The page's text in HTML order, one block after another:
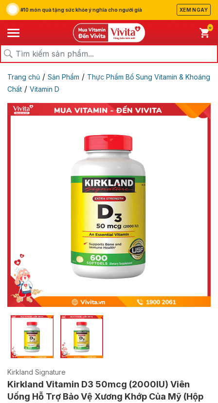
#10 món quà tặng sức khỏe ý nghĩa cho người già XEM NGAY
0
Trang chủ / Sản Phẩm / Thực Phẩm Bổ Sung Vitamin & Khoáng
Chất / Vitamin D
Kirkland Signature
Kirkland Vitamin D3 50mcg (2000IU) Viên
Uống Hỗ Trợ Bảo Vệ Xương Khớp Của Mỹ (Hộp